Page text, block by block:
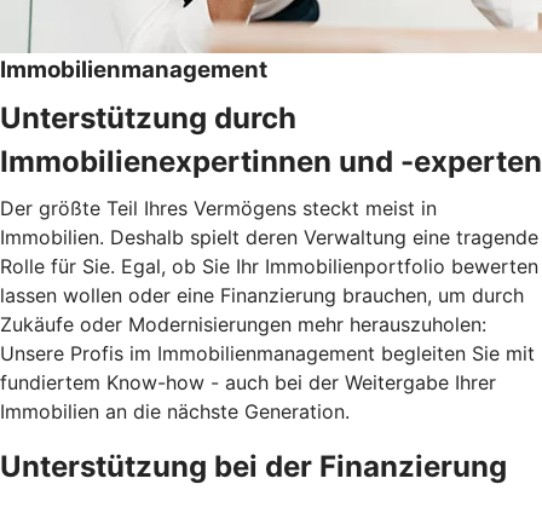
Immobilienmanagement
Unterstützung durch
Immobilienexpertinnen und -experten
Der größte Teil Ihres Vermögens steckt meist in
Immobilien. Deshalb spielt deren Verwaltung eine tragende
Rolle für Sie. Egal, ob Sie Ihr Immobilienportfolio bewerten
lassen wollen oder eine Finanzierung brauchen, um durch
Zukäufe oder Modernisierungen mehr herauszuholen:
Unsere Profis im Immobilienmanagement begleiten Sie mit
fundiertem Know-how - auch bei der Weitergabe Ihrer
Immobilien an die nächste Generation.
Unterstützung bei der Finanzierung